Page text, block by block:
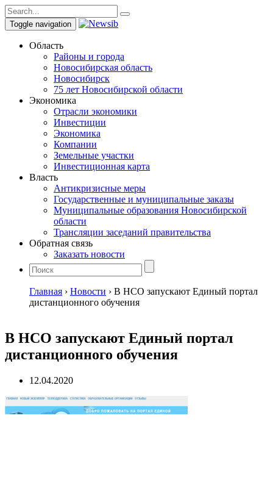
Toggle navigation
Область
Районы и города
Новосибирская область
Новосибирск
75 лет Новосибирской области
Экономика
Отрасли экономики
Инвестиции
Экономика
Компании
Земельные участки
Инвестиционная карта
Власть
Антикризисные меры
Государственные и муниципальные заказы
Муниципальные образования Новосибирской
области
Трансляции заседаний правительства
Обратная связь
Заказать новости
Главная › Новости › В НСО запускают Единый портал
дистанционного обучения
В НСО запускают Единый портал
дистанционного обучения
12.04.2020